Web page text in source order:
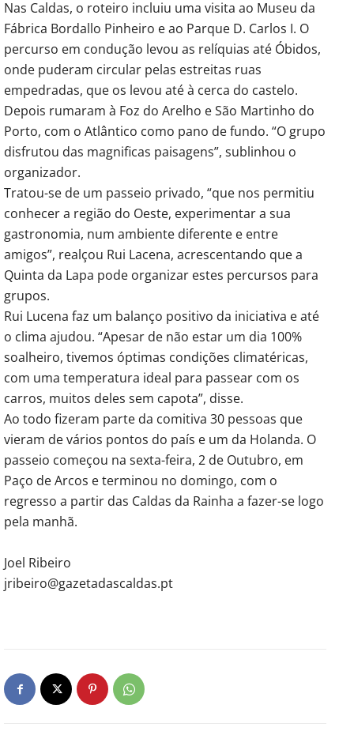
Nas Caldas, o roteiro incluiu uma visita ao Museu da
Fábrica Bordallo Pinheiro e ao Parque D. Carlos I. O
percurso em condução levou as relíquias até Óbidos,
onde puderam circular pelas estreitas ruas
empedradas, que os levou até à cerca do castelo.
Depois rumaram à Foz do Arelho e São Martinho do
Porto, com o Atlântico como pano de fundo. “O grupo
disfrutou das magnificas paisagens”, sublinhou o
organizador.
Tratou-se de um passeio privado, “que nos permitiu
conhecer a região do Oeste, experimentar a sua
gastronomia, num ambiente diferente e entre
amigos”, realçou Rui Lacena, acrescentando que a
Quinta da Lapa pode organizar estes percursos para
grupos.
Rui Lucena faz um balanço positivo da iniciativa e até
o clima ajudou. “Apesar de não estar um dia 100%
soalheiro, tivemos óptimas condições climatéricas,
com uma temperatura ideal para passear com os
carros, muitos deles sem capota”, disse.
Ao todo fizeram parte da comitiva 30 pessoas que
vieram de vários pontos do país e um da Holanda. O
passeio começou na sexta-feira, 2 de Outubro, em
Paço de Arcos e terminou no domingo, com o
regresso a partir das Caldas da Rainha a fazer-se logo
pela manhã.
Joel Ribeiro
jribeiro@gazetadascaldas.pt